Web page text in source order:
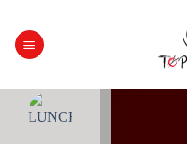
contenu